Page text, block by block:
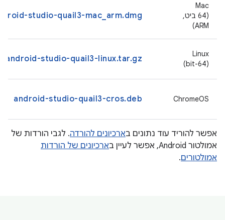
‫Mac
(64 ביט,
ARM)
studio-quail3-mac_arm.dmg
‫Linux
(64-bit)
android-studio-quail3-linux.tar.gz
ChromeOS
android-studio-quail3-cros.deb
אפשר להוריד עוד נתונים בארכיונים להורדה. לגבי הורדות של
אמולטור Android, אפשר לעיין ב
ארכיונים של הורדות
אמולטורים.